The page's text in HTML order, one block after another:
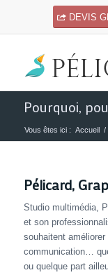
DEVIS
Pourquoi,
Vous êtes ici : Accueil /
Pélicard,
Studio multimédia,
et son
souhaitent
communication…
ou quelque part